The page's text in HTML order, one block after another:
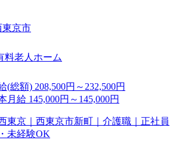
東京市
料老人ホーム
(総額) 208,500円～232,500円
月給 145,000円～145,000円
東京｜西東京市新町｜介護職｜正社員
未経験OK